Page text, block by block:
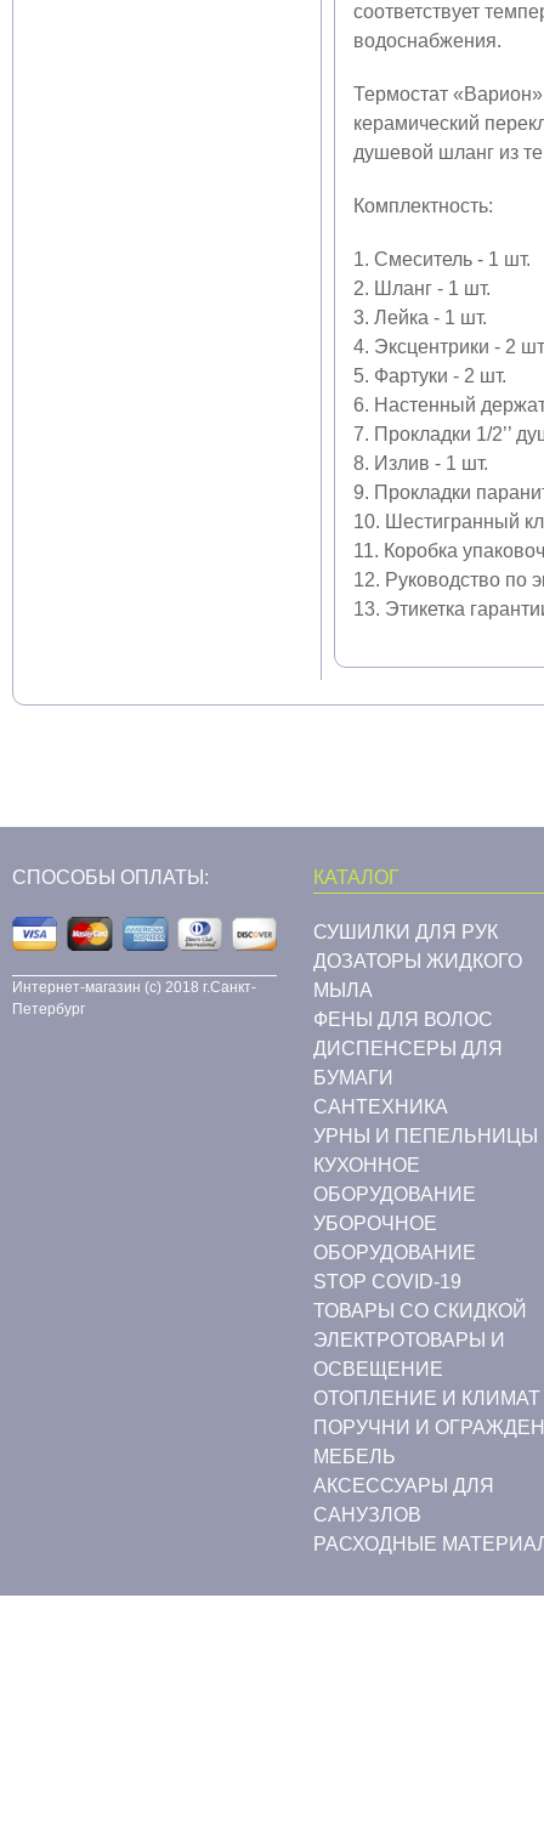
соответствует
водоснабжения.
Термостат
керамический
душевой шланг из
Комплектность:
1. Смеситель - 1 шт.
2. Шланг - 1 шт.
3. Лейка - 1 шт.
4. Эксцентрики - 2
5. Фартуки - 2 шт.
6. Настенный
7. Прокладки 1/2’’
8. Излив - 1 шт.
9. Прокладки
10. Шестигранный
11. Коробка
12. Руководство по
13. Этикетка
СПОСОБЫ ОПЛАТЫ:
Интернет-магазин (c) 2018 г.Санкт-
Петербург
КАТАЛОГ
СУШИЛКИ ДЛЯ РУК
ДОЗАТОРЫ ЖИДКОГО
МЫЛА
ФЕНЫ ДЛЯ ВОЛОС
ДИСПЕНСЕРЫ ДЛЯ
БУМАГИ
CАНТЕХНИКА
УРНЫ И ПЕПЕЛЬНИЦЫ
КУХОННОЕ
ОБОРУДОВАНИЕ
УБОРОЧНОЕ
ОБОРУДОВАНИЕ
STOP COVID-19
ТОВАРЫ СО СКИДКОЙ
ЭЛЕКТРОТОВАРЫ И
ОСВЕЩЕНИЕ
ОТОПЛЕНИЕ И КЛИМАТ
ПОРУЧНИ И
МЕБЕЛЬ
АКСЕССУАРЫ ДЛЯ
САНУЗЛОВ
РАСХОДНЫЕ